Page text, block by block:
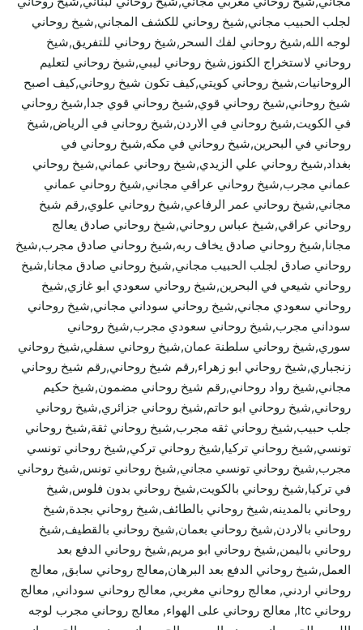
لجلب الحبيب مجاني,شيخ روحاني للكشف المجاني,شيخ روحاني
لوجه الله,شيخ روحاني لفك السحر,شيخ روحاني للتفريق,شيخ
روحاني لاستخراج الكنوز,شيخ روحاني ليبي,شيخ روحاني لتعليم
الروحانيات,شيخ روحاني كويتي,كيف تكون شيخ روحاني,كيف اصبح
شيخ روحاني,شيخ روحاني قوي,شيخ روحاني قوي جدا,شيخ روحاني
في الكويت,شيخ روحاني في الاردن,شيخ روحاني في الرياض,شيخ
روحاني في البحرين,شيخ روحاني في مكه,شيخ روحاني في
بغداد,شيخ روحاني علي الزيدي,شيخ روحاني عماني,شيخ روحاني
عماني مجرب,شيخ روحاني عراقي مجاني,شيخ روحاني عماني
مجاني,شيخ روحاني عمر الرفاعي,شيخ روحاني علوي,رقم شيخ
روحاني عراقي,شيخ عباس روحاني,شيخ روحاني صادق يعالج
مجانا,شيخ روحاني صادق يخاف ربه,شيخ روحاني صادق مجرب,شيخ
روحاني صادق لجلب الحبيب مجاني,شيخ روحاني صادق مجانا,شيخ
روحاني شيعي في البحرين,شيخ روحاني سعودي ابو غازي,شيخ
روحاني سعودي مجاني,شيخ روحاني سوداني مجاني,شيخ روحاني
سوداني مجرب,شيخ روحاني سعودي مجرب,شيخ روحاني
سوري,شيخ روحاني سلطنة عمان,شيخ روحاني سفلي,شيخ روحاني
زنجباري,شيخ روحاني ابو زهراء,رقم شيخ روحاني,رقم شيخ روحاني
مجاني,شيخ رواد روحاني,رقم شيخ روحاني مضمون,شيخ حكيم
روحاني,شيخ روحاني ابو حاتم,شيخ روحاني جزائري,شيخ روحاني
جلب حبيب,شيخ روحاني ثقه مجرب,شيخ روحاني ثقة,شيخ روحاني
تونسي,شيخ روحاني تركيا,شيخ روحاني تركي,شيخ روحاني تونسي
مجرب,شيخ روحاني تونسي مجاني,شيخ روحاني تونس,شيخ روحاني
في تركيا,شيخ روحاني بالكويت,شيخ روحاني بدون فلوس,شيخ
روحاني بالمدينه,شيخ روحاني بالطائف,شيخ روحاني بجدة,شيخ
روحاني بالاردن,شيخ روحاني بعمان,شيخ روحاني بالقطيف,شيخ
روحاني باليمن,شيخ روحاني ابو مريم,شيخ روحاني الدفع بعد
العمل,شيخ روحاني الدفع بعد البرهان,معالج روحاني سابق, معالج
روحاني اردني, معالج روحاني مغربي, معالج روحاني سوداني, معالج
روحاني ltc, معالج روحاني على الهواء, معالج روحاني مجرب لوجه